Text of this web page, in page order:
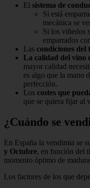
El sistema de
Si está
mecánica se
Si los viñedos
emparrados
Las condiciones del
La calidad del vino
mayor calidad
es algo que la mano
perfección.
Los costes que
que se quiera fijar al
¿Cuándo se
En España la vendimia se
y Octubre, en función del
momento óptimo de
Los factores de los que